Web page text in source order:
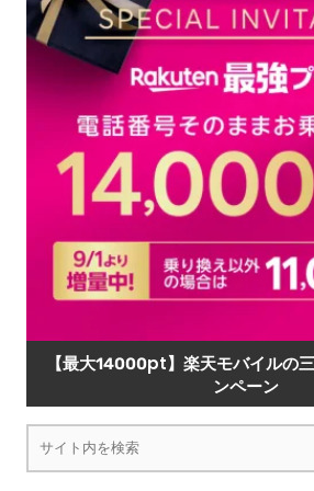
【最大14000pt】楽天モバイルの
ンペーン